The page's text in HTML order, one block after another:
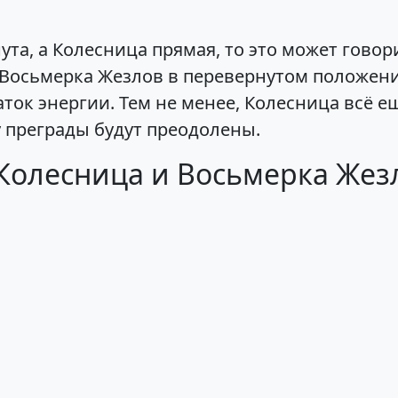
а Колесница прямая, то это может
Жезлов в перевернутом
энергии. Тем не менее, Колесница всё
будут преодолены.
и Восьмерка